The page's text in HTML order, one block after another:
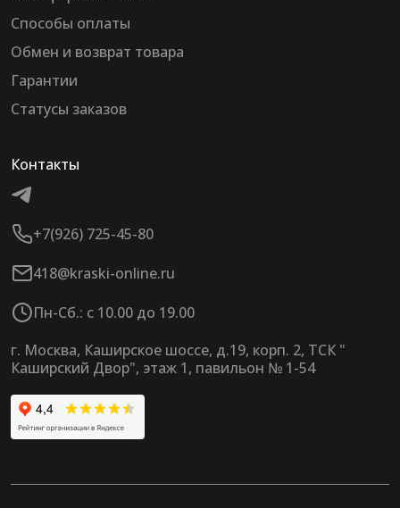
Способы оплаты
Обмен и возврат товара
Гарантии
Статусы заказов
Контакты
+7(926) 725-45-80
418@kraski-online.ru
Пн-Сб.: с 10.00 до 19.00
г. Москва, Каширское шоссе, д.19, корп. 2, ТСК "
Каширский Двор", этаж 1, павильон № 1-54